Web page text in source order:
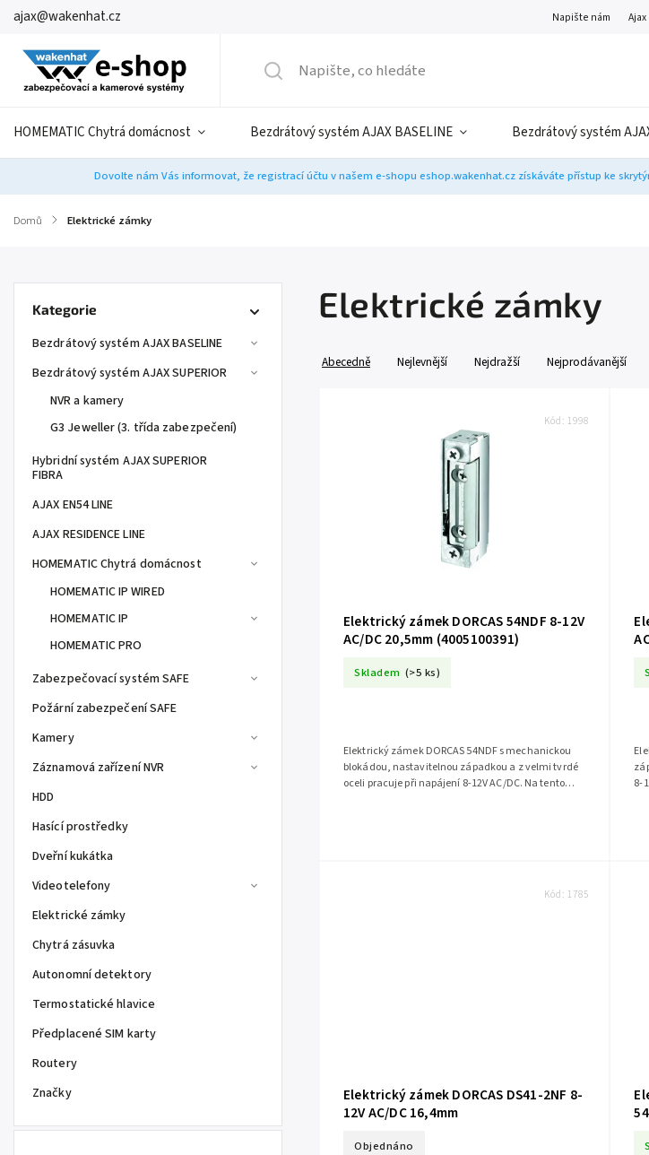
ajax@wakenhat.cz Napište nám
HOMEMATIC Chytrá domácnost Bezdrátový systém AJAX BASELINE Bezdrátový systém
Dovolte nám Vás informovat, že registrací účtu v našem e-shopu eshop.wakenhat.cz získáváte přístup ke
Domů / Elektrické zámky
Kategorie
Bezdrátový systém AJAX BASELINE
Bezdrátový systém AJAX SUPERIOR
NVR a kamery
G3 Jeweller (3. třída zabezpečení)
Hybridní systém AJAX SUPERIOR
FIBRA
AJAX EN54 LINE
AJAX RESIDENCE LINE
HOMEMATIC Chytrá domácnost
HOMEMATIC IP WIRED
HOMEMATIC IP
HOMEMATIC PRO
Zabezpečovací systém SAFE
Požární zabezpečení SAFE
Kamery
Záznamová zařízení NVR
HDD
Hasící prostředky
Dveřní kukátka
Videotelefony
Elektrické zámky
Chytrá zásuvka
Autonomní detektory
Termostatické hlavice
Předplacené SIM karty
Routery
Značky
Elektrické zámky
Abecedně Nejlevnější Nejdražší Nejprodávanější
Elektrický zámek DORCAS 54NDF 8-12V
AC/DC 20,5mm (4005100391)
Skladem (>5 ks)
Elektrický zámek DORCAS 54NDF s mechanickou
blokádou, nastavitelnou západkou a z velmi tvrdé
oceli pracuje při napájení 8-12V AC/DC. Na tento
Kód: 1998
8-
Elektrický zámek DORCAS DS41-2NF 8-
12V AC/DC 16,4mm
Objednáno
Kód: 1785